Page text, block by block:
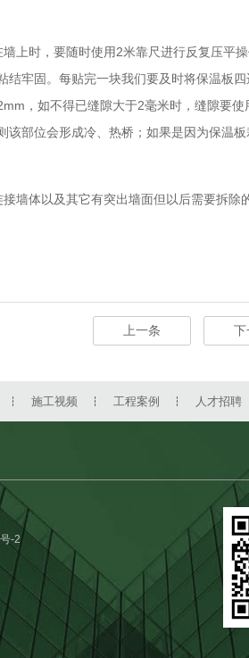
时，要随时使用2米靠尺进行反复压平
结牢固。每贴完一块我们要及时将保温板
，如不得已缝隙大于2毫米时，缝隙要
该部位会形成冷、热桥；如果是因为保温
体以及其它有突出墙面但以后需要拆除
上一条 下
施工视频 工程案例 人才招聘
-2